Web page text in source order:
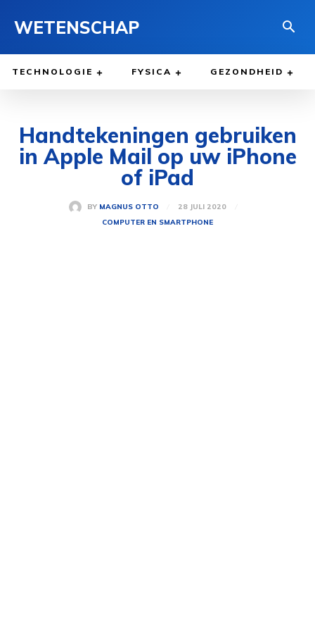
WETENSCHAP
TECHNOLOGIE FYSICA GEZONDHEID
Handtekeningen gebruiken
in Apple Mail op uw iPhone
of iPad
BY MAGNUS OTTO
28 JULI 2020
COMPUTER EN SMARTPHONE